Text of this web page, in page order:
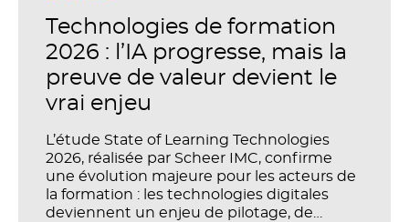
Technologies de formation
2026 : l’IA progresse, mais la
preuve de valeur devient le
vrai enjeu
L’étude State of Learning Technologies
2026, réalisée par Scheer IMC, confirme
une évolution majeure pour les acteurs de
la formation : les technologies digitales
deviennent un enjeu de pilotage, de